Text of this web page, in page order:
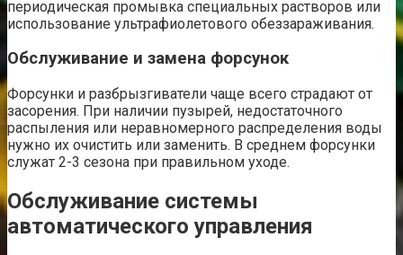
периодическая промывка специальных растворов или
использование ультрафиолетового обеззараживания.
Обслуживание и замена форсунок
Форсунки и разбрызгиватели чаще всего страдают от
засорения. При наличии пузырей, недостаточного
распыления или неравномерного распределения воды
нужно их очистить или заменить. В среднем форсунки
служат 2-3 сезона при правильном уходе.
Обслуживание системы
автоматического управления